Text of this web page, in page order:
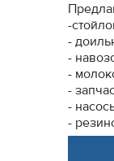
-
-
-
-
-
-
-